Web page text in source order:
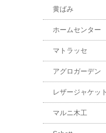
黄ばみ
ホームセンター
マトラッセ
アグロガーデン
レザージャケット
マルニ木工